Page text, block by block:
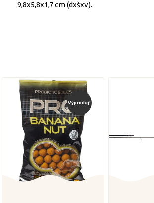
9,8x5,8x1,7 cm (dxšxv).
Výprodej!